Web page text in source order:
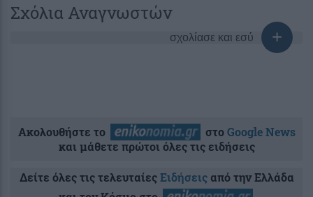
Σχόλια Αναγνωστών
σχολίασε και εσύ
Ακολουθήστε το στοGoogle News
και μάθετε πρώτοι όλες τις ειδήσεις
Δείτε όλες τις τελευταίεςΕιδήσειςαπό την Ελλάδα